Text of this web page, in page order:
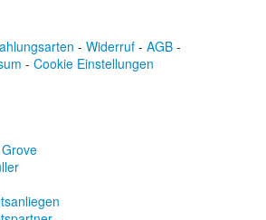
- Widerruf - AGB -
- Cookie Einstellungen